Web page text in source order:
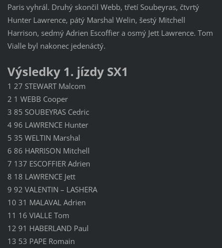
Paris vyhrál. Druhý skončil Webb, třetí Soubeyras, čtvrtý
Hunter Lawrence, pátý Marshal Welin, šestý Mitchell
Harrison, sedmý Adrien Escoffier a osmý Jett Lawrence. Tom
Vialle byl nakonec jedenáctý.
Výsledky 1. jízdy SX1
1 27 STEWART Malcom
2 1 WEBB Cooper
3 85 SOUBEYRAS Cedric
4 96 LAWRENCE Hunter
5 35 WELTIN Marshal
6 86 HARRISON Mitchell
7 137 ESCOFFIER Adrien
8 18 LAWRENCE Jett
9 92 VALENTIN – LASHERA
10 31 MALAVAL Adrien
11 16 VIALLE Tom
12 91 HABERLAND Paul
13 53 PAPE Romain